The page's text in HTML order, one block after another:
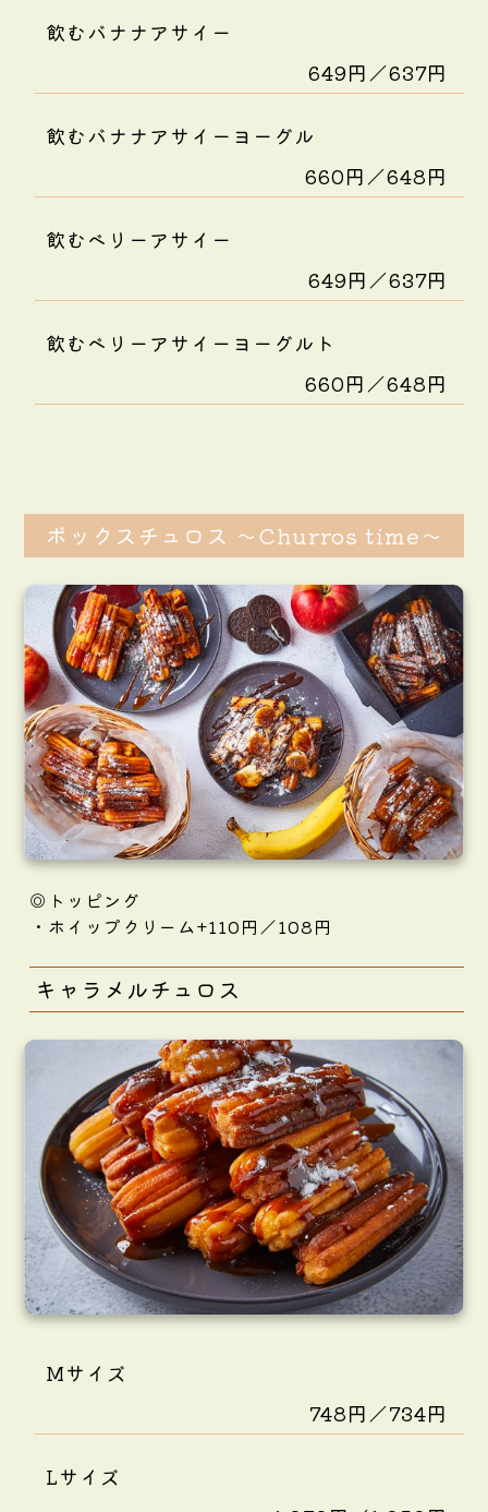
飲むバナナアサイー
649円／637円
飲むバナナアサイーヨーグル
660円／648円
飲むベリーアサイー
649円／637円
飲むベリーアサイーヨーグルト
660円／648円
ボックスチュロス ～Churros time～
◎トッピング
・ホイップクリーム+110円／108円
キャラメルチュロス
Mサイズ
748円／734円
Lサイズ